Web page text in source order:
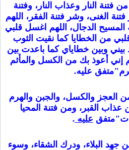
فتنة النار وعذاب النار، وفتنة
الغنى، وشر فتنة الفقر، اللهم
الدجال، اللهم اغسل قلبي
قلبي من الخطايا كما نقيت الثوب
بيني وبين خطاياي كما باعدت بين
إني أعوذ بك من الكسل والمأثم
عليه.
العجز والكسل، والجبن والهرم
القبر، ومن فتنة المحيا
عليه .
جهد البلاء، ودرك الشقاء، وسوء